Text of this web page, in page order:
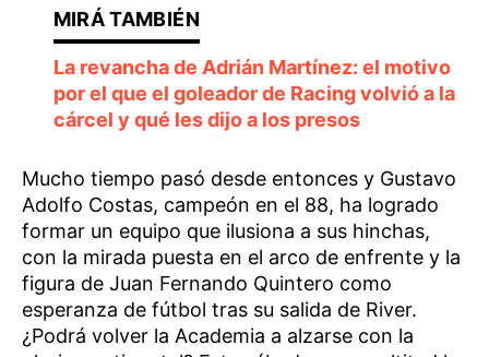
La revancha de Adrián Martínez: el motivo
por el que el goleador de Racing volvió a la
cárcel y qué les dijo a los presos
Mucho tiempo pasó desde entonces y Gustavo
Adolfo Costas, campeón en el 88, ha logrado
formar un equipo que ilusiona a sus hinchas,
con la mirada puesta en el arco de enfrente y la
figura de Juan Fernando Quintero como
esperanza de fútbol tras su salida de River.
¿Podrá volver la Academia a alzarse con la